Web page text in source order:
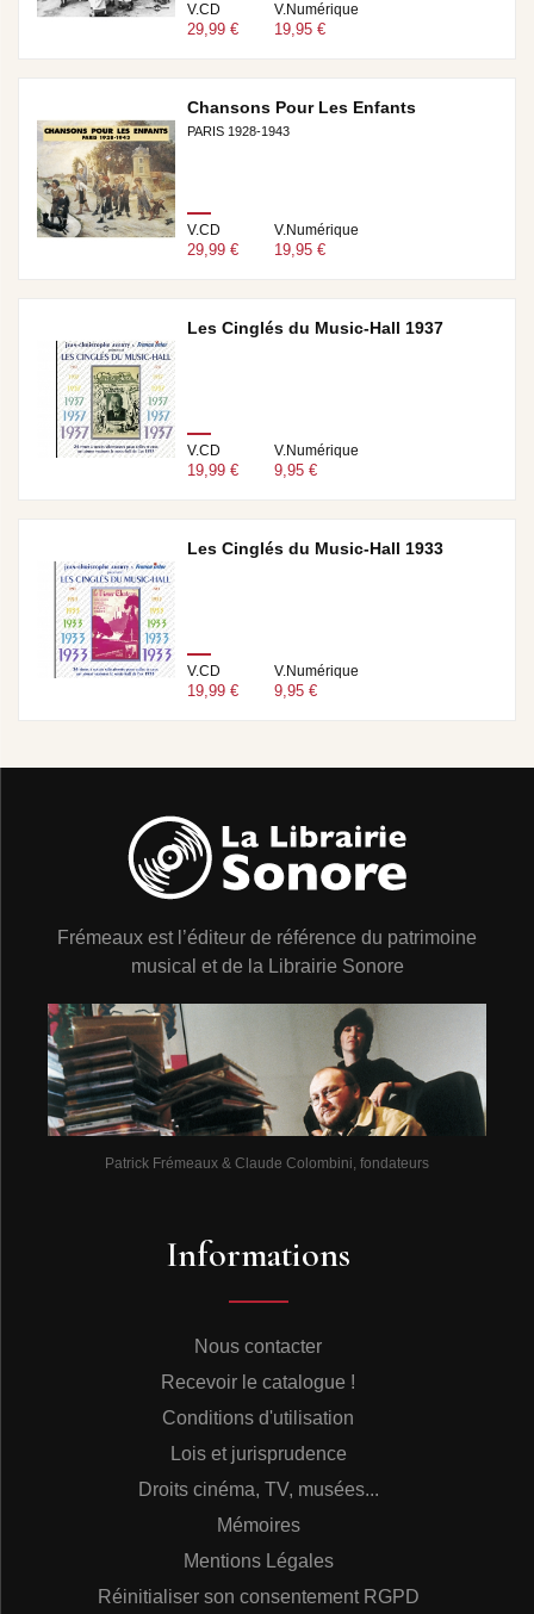
V.CD
29,99 €
V.Numérique
19,95 €
Chansons Pour Les Enfants
PARIS 1928-1943
V.CD
29,99 €
V.Numérique
19,95 €
Les Cinglés du Music-Hall 1937
V.CD
19,99 €
V.Numérique
9,95 €
Les Cinglés du Music-Hall 1933
V.CD
19,99 €
V.Numérique
9,95 €
Frémeaux est l’éditeur de référence du patrimoine
musical et de la Librairie Sonore
Patrick Frémeaux & Claude Colombini, fondateurs
Informations
Nous contacter
Recevoir le catalogue !
Conditions d'utilisation
Lois et jurisprudence
Droits cinéma, TV, musées...
Mémoires
Mentions Légales
Réinitialiser son consentement RGPD